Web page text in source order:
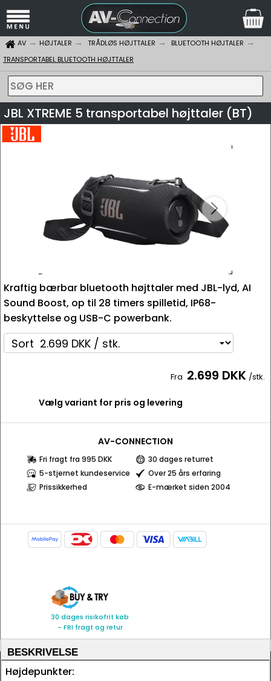
AV HØJTALER TRÅDLØS HØJTTALER
BLUETOOTH HØJTALER
TRANSPORTABEL BLUETOOTH HØJTTALER
SØG HER
JBL XTREME 5 transportabel højttaler (BT)
Kraftig bærbar bluetooth højttaler med JBL-lyd, AI
Sound Boost, op til 28 timers spilletid, IP68-
beskyttelse og USB-C powerbank.
Fra 2.699 DKK /stk.
Vælg variant for pris og levering
AV-CONNECTION
Fri fragt fra 995 DKK
30 dages returret
5-stjernet kundeservice
Over 25 års erfaring
Prissikkerhed
E-mærket siden 2004
30 dages risikofrit køb
- FRI fragt og retur
BESKRIVELSE
Højdepunkter: